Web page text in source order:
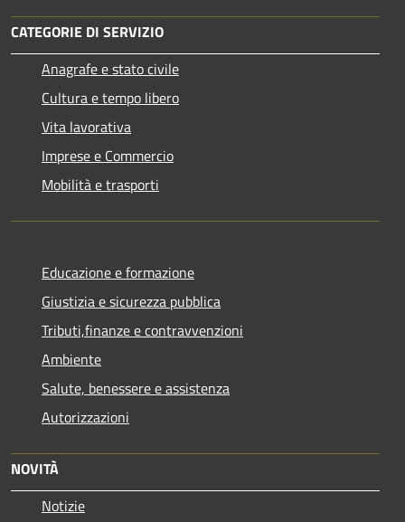
CATEGORIE DI SERVIZIO
Anagrafe e stato civile
Cultura e tempo libero
Vita lavorativa
Imprese e Commercio
Mobilità e trasporti
Educazione e formazione
Giustizia e sicurezza pubblica
Tributi,finanze e contravvenzioni
Ambiente
Salute, benessere e assistenza
Autorizzazioni
NOVITÀ
Notizie